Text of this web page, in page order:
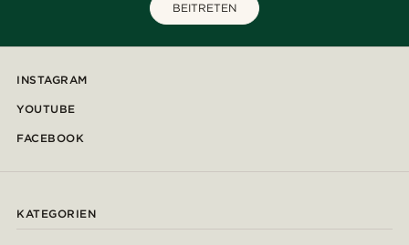
BEITRETEN
INSTAGRAM
YOUTUBE
FACEBOOK
KATEGORIEN